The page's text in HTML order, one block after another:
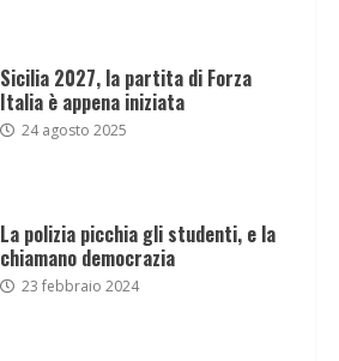
Sicilia 2027, la partita di Forza
Italia è appena iniziata
24 agosto 2025
La polizia picchia gli studenti, e la
chiamano democrazia
23 febbraio 2024